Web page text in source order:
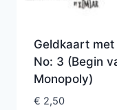
Geldkaart met
No: 3 (Begin
Monopoly)
€ 2,50